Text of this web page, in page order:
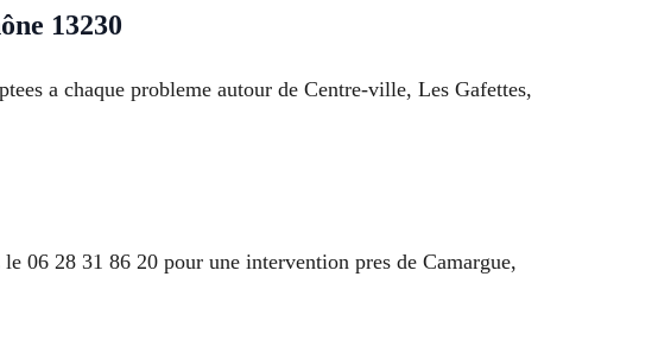
13230
a chaque probleme autour de Centre-ville, Les Gafettes,
06 28 31 86 20 pour une intervention pres de Camargue,